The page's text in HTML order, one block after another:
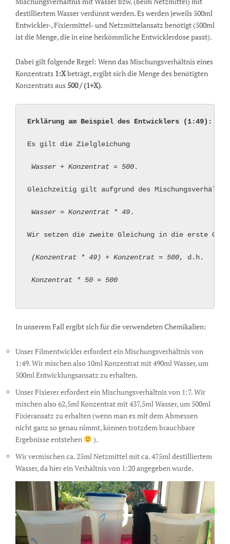
destilliertem Wasser verdünnt werden. Es werden jeweils 500ml
Entwickler-, Fixiermittel- und Netzmittelansatz benötigt (500ml
ist die Menge, die in eine herkömmliche Entwicklerdose passt).
Dabei gilt folgende Regel: Wenn das Mischungsverhältnis eines
Konzentrats 1:Xbeträgt, ergibt sich die Menge des benötigten
Konzentrats aus 500 / (1+X).
Erklärung am Beispiel des Entwicklers (1:49):
Es gilt die Zielgleichung
Wasser + Konzentrat = 500.
Gleichzeitig gilt aufgrund des
Wasser = Konzentrat * 49.
Wir setzen die zweite Gleichung in die erste
(Konzentrat * 49) + Konzentrat = 500, d.h.
Konzentrat * 50 = 500
In unserem Fall ergibt sich für die verwendeten Chemikalien:
Unser Filmentwickler erfordert ein Mischungsverhältnis von
1:49. Wir mischen also 10ml Konzentrat mit 490ml Wasser, um
500ml Entwicklungsansatz zu erhalten.
Unser Fixierer erfordert ein Mischungsverhältnis von 1:7. Wir
mischen also 62,5ml Konzentrat mit 437,5ml Wasser, um 500ml
Fixieransatz zu erhalten (wenn man es mit dem Abmessen
nicht ganz so genau nimmt, können trotzdem brauchbare
Ergebnisse entstehen
).
Wir vermischen ca. 25ml Netzmittel mit ca. 475ml destilliertem
Wasser, da hier ein Verhältnis von 1:20 angegeben wurde.